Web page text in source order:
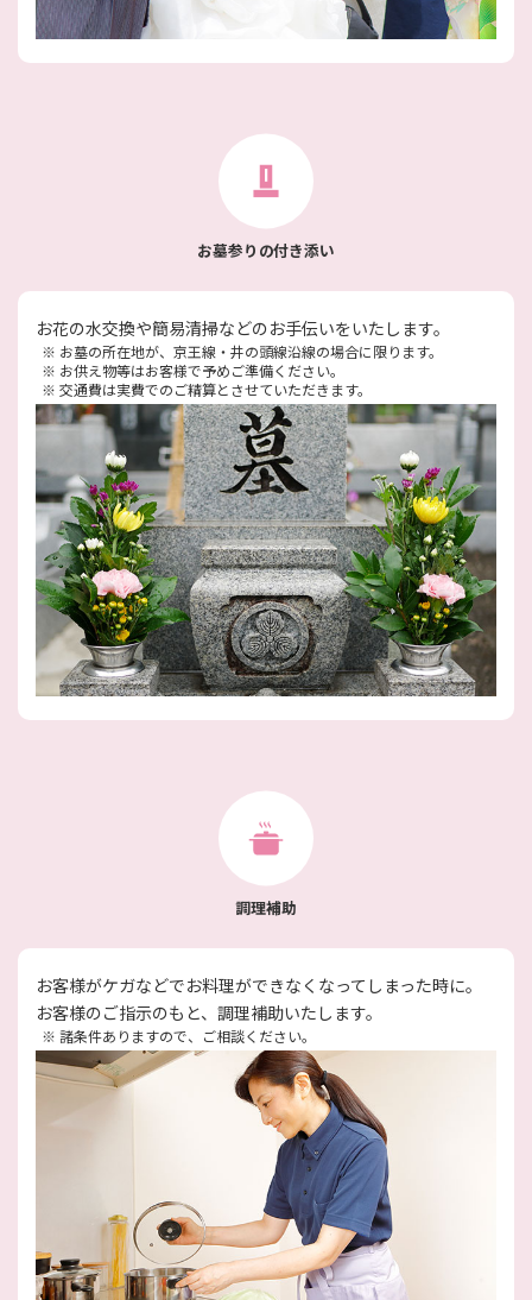
お墓参りの付き添い
お花の水交換や簡易清掃などのお手伝いをいたします。
※ お墓の所在地が、京王線・井の頭線沿線の場合に限ります。
※ お供え物等はお客様で予めご準備ください。
※ 交通費は実費でのご精算とさせていただきます。
調理補助
お客様がケガなどでお料理ができなくなってしまった時に。
お客様のご指示のもと、調理補助いたします。
※ 諸条件ありますので、ご相談ください。